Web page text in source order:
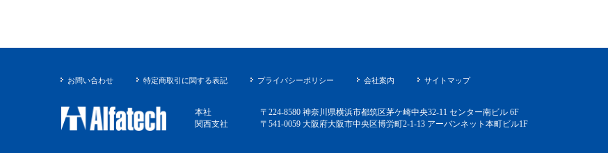
お問い合わせ 特定商取引に関する表記 プライバシーポリシー 会社案内 サイトマップ
本社
〒224-8580 神奈川県横浜市都筑区茅ケ崎中央32-11 センター南ビル 6F
関西支社
〒541-0059 大阪府大阪市中央区博労町2-1-13 アーバンネット本町ビル1F